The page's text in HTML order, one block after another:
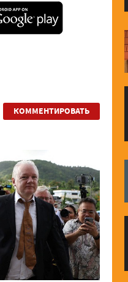
КОММЕНТИРОВАТЬ